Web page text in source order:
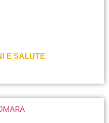
E SALUTE